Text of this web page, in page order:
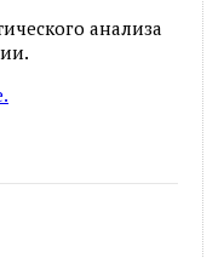
анализа